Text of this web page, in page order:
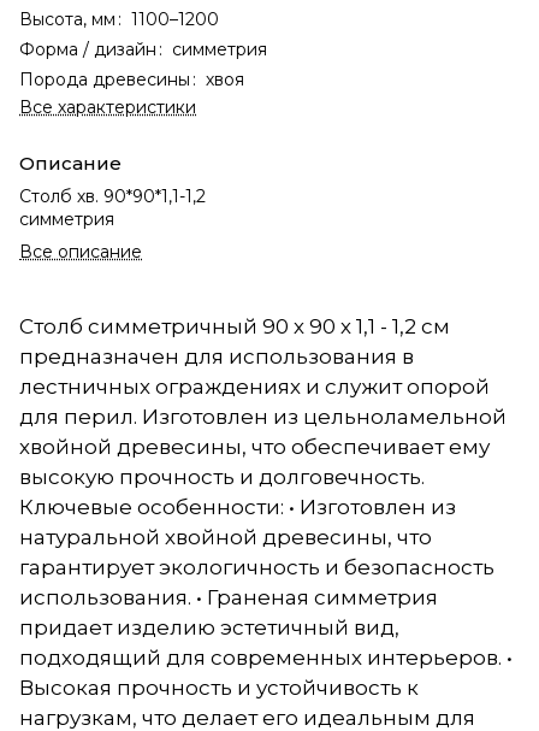
Высота, мм : 1100–1200
Форма / дизайн : симметрия
Порода древесины : хвоя
Все характеристики
Описание
Столб хв. 90*90*1,1-1,2
симметрия
Все описание
Столб симметричный 90 х 90 х 1,1 - 1,2 см
предназначен для использования в
лестничных ограждениях и служит опорой
для перил. Изготовлен из цельноламельной
хвойной древесины, что обеспечивает ему
высокую прочность и долговечность.
Ключевые особенности: • Изготовлен из
натуральной хвойной древесины, что
гарантирует экологичность и безопасность
использования. • Граненая симметрия
придает изделию эстетичный вид,
подходящий для современных интерьеров. •
Высокая прочность и устойчивость к
нагрузкам, что делает его идеальным для